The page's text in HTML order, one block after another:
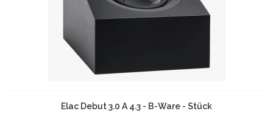
Elac Debut 3.0 A 4.3 - B-Ware - Stück